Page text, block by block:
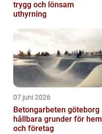
trygg och lönsam
uthyrning
07 juni 2026
Betongarbeten göteborg
hållbara grunder för hem
och företag